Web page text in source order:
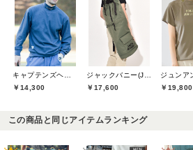
￥14,300
￥17,600
￥19,800
この商品と同じアイテムランキング